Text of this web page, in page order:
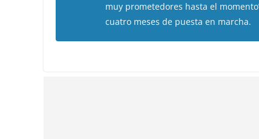
muy prometedores hasta el
cuatro meses de puesta en marcha.